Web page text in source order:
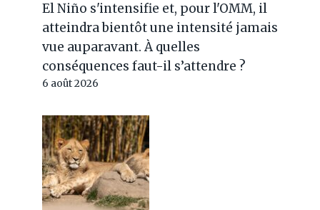
El Niño s'intensifie et, pour l'OMM, il
atteindra bientôt une intensité jamais
vue auparavant. À quelles
conséquences faut-il s’attendre ?
6 août 2026